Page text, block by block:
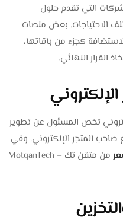
التي تقدم حلول
الاحتياجات. بعض منصات
كجزء من باقاتها،
القرار النهائي.
تخص المسئول عن تطوير
صاحب المتجر الإلكتروني. وفي
من متقن تك – MotqanTech